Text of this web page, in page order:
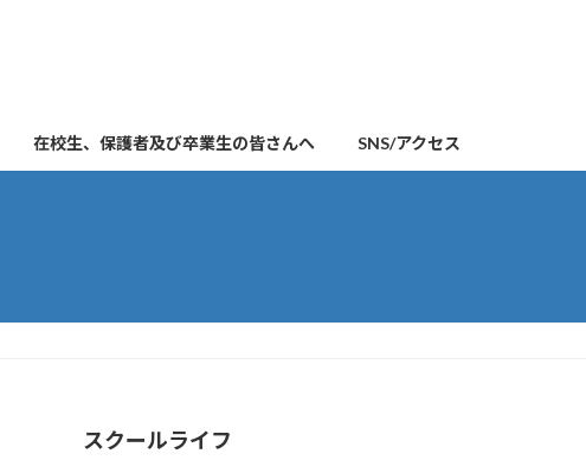
在校生、保護者及び卒業生の皆さんへ SNS/アクセス
スクールライフ